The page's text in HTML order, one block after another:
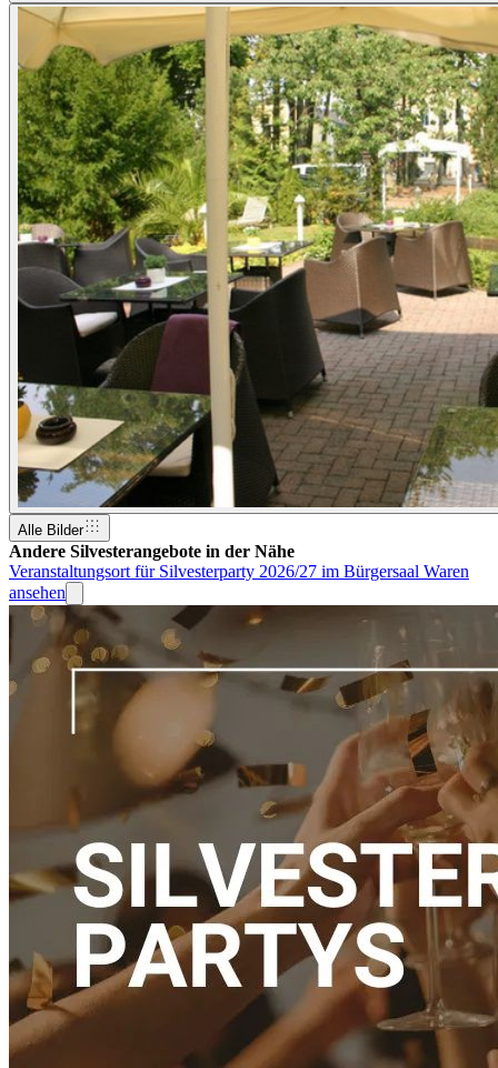
Alle Bilder
Andere Silvesterangebote in der Nähe
Veranstaltungsort für Silvesterparty 2026/27 im Bürgersaal Waren
ansehen